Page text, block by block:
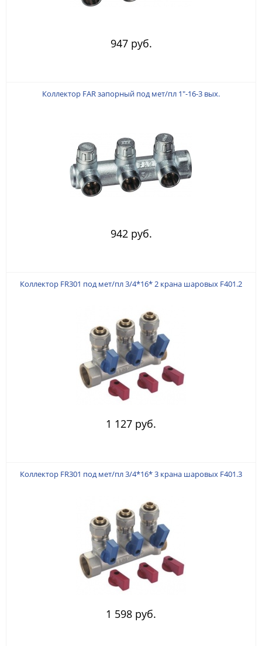
947 руб.
Коллектор FAR запорный под мет/пл 1"-16-3 вых.
942 руб.
Коллектор FR301 под мет/пл 3/4*16* 2 крана шаровых F401.2
1 127 руб.
Коллектор FR301 под мет/пл 3/4*16* 3 крана шаровых F401.3
1 598 руб.